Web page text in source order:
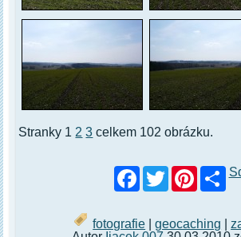
Stranky 1 2 3 celkem 102 obrázku.
Facebook
Twitter
fotografie |geocaching